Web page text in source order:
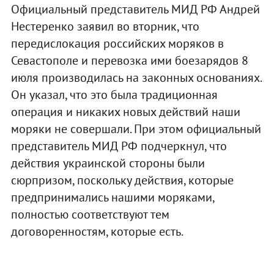
Официальный представитель МИД РФ Андрей
Нестеренко заявил во вторник, что
передислокация российских моряков в
Севастополе и перевозка ими боезарядов 8
июля производилась на законных основаниях.
Он указал, что это была традиционная
операция и никаких новых действий наши
моряки не совершали. При этом официальный
представитель МИД РФ подчеркнул, что
действия украинской стороны были
сюрпризом, поскольку действия, которые
предпринимались нашими моряками,
полностью соответствуют тем
договоренностям, которые есть.